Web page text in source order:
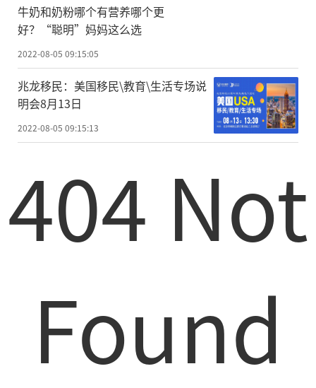
牛奶和奶粉哪个有营养哪个更
好？“聪明”妈妈这么选
2022-08-05 09:15:05
兆龙移民：美国移民\教育\生活专场说
明会8月13日
2022-08-05 09:15:13
404 Not
Found